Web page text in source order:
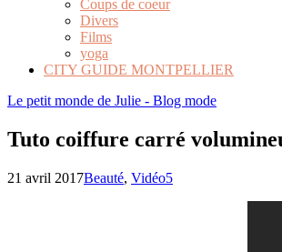
Coups de coeur
Divers
Films
yoga
CITY GUIDE MONTPELLIER
Le petit monde de Julie - Blog mode
Tuto coiffure carré
21 avril 2017Beauté, Vidéo5